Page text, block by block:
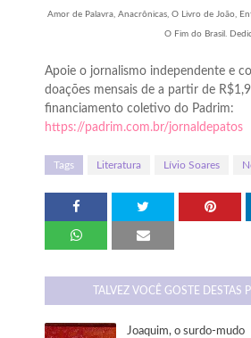
Amor de Palavra, Anacrônicas, O Livro de João,
O Fim do Brasil.
Apoie o jornalismo independente e
doações mensais de a partir de
financiamento coletivo do Padrim:
https://padrim.com.br/jornaldepatos
Tags Literatura Lívio Soares
TALVEZ VOCÊ GOSTE DESTAS
Joaquim, o surdo-mudo